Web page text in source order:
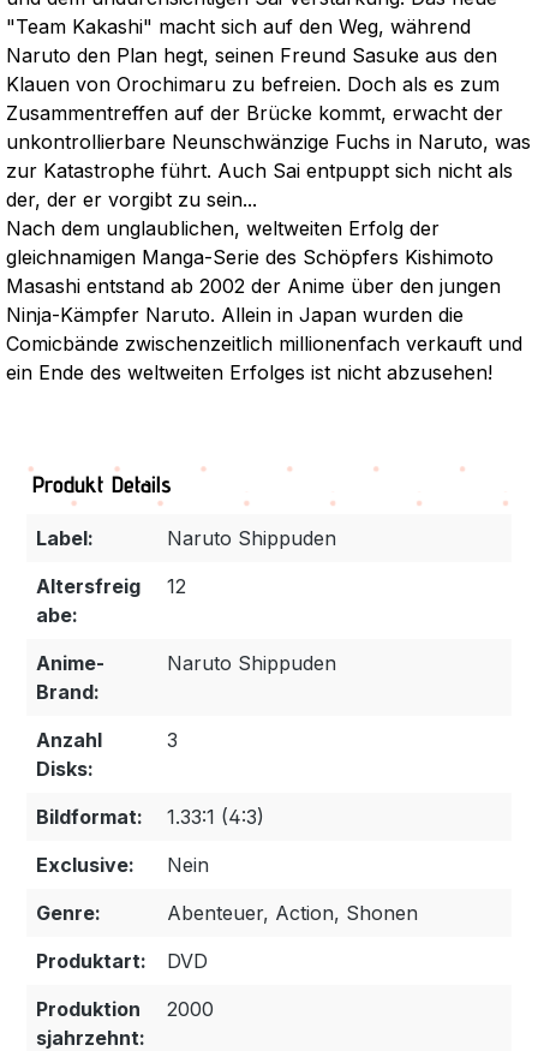
"Team Kakashi" macht sich auf den Weg, während
Naruto den Plan hegt, seinen Freund Sasuke aus den
Klauen von Orochimaru zu befreien. Doch als es zum
Zusammentreffen auf der Brücke kommt, erwacht der
unkontrollierbare Neunschwänzige Fuchs in Naruto, was
zur Katastrophe führt. Auch Sai entpuppt sich nicht als
der, der er vorgibt zu sein...
Nach dem unglaublichen, weltweiten Erfolg der
gleichnamigen Manga-Serie des Schöpfers Kishimoto
Masashi entstand ab 2002 der Anime über den jungen
Ninja-Kämpfer Naruto. Allein in Japan wurden die
Comicbände zwischenzeitlich millionenfach verkauft und
ein Ende des weltweiten Erfolges ist nicht abzusehen!
Produkt Details
Label:
Naruto Shippuden
Altersfreig
abe:
12
Anime-
Brand:
Naruto Shippuden
Anzahl
Disks:
3
Bildformat:
1.33:1 (4:3)
Exclusive:
Nein
Genre:
Abenteuer, Action, Shonen
Produktart:
DVD
Produktion
sjahrzehnt:
2000